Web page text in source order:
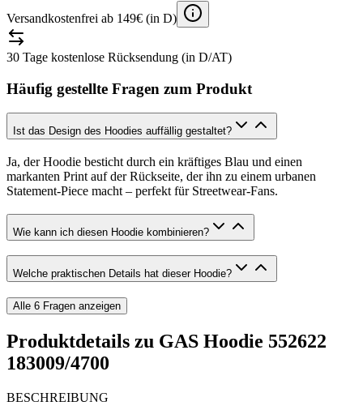
Versandkostenfrei ab 149€ (in D)
30 Tage kostenlose Rücksendung (in D/AT)
Häufig gestellte Fragen zum Produkt
Ist das Design des Hoodies auffällig gestaltet?
Ja, der Hoodie besticht durch ein kräftiges Blau und einen
markanten Print auf der Rückseite, der ihn zu einem urbanen
Statement-Piece macht – perfekt für Streetwear-Fans.
Wie kann ich diesen Hoodie kombinieren?
Welche praktischen Details hat dieser Hoodie?
Alle 6 Fragen anzeigen
Produktdetails zu GAS Hoodie 552622
183009/4700
BESCHREIBUNG